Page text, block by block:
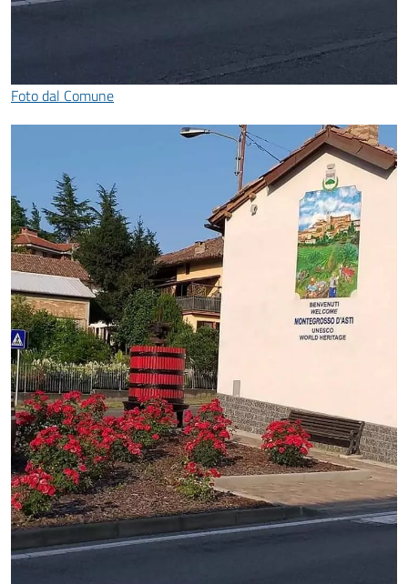
Foto dal Comune